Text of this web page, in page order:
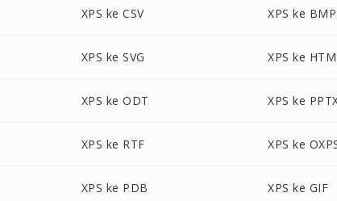
XPS ke CSV XPS ke BMP
XPS ke SVG XPS ke
XPS ke ODT XPS ke
XPS ke RTF XPS ke
XPS ke PDB XPS ke GIF